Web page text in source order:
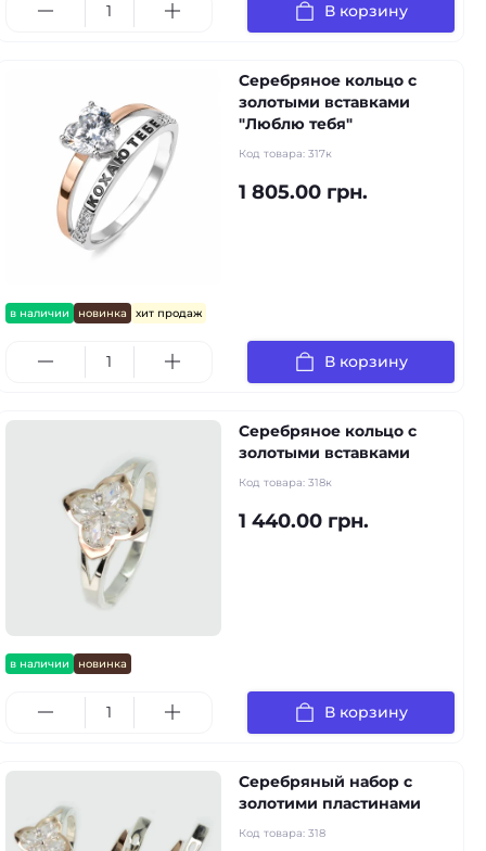
В корзину
в наличии новинка хит продаж
Серебряное кольцо с
золотыми вставками
"Люблю тебя"
Код товара: 317к
1 805.00 грн.
В корзину
в наличии новинка
Серебряное кольцо с
золотыми вставками
Код товара: 318к
1 440.00 грн.
В корзину
Серебряный набор с
золотими пластинами
Код товара: 318